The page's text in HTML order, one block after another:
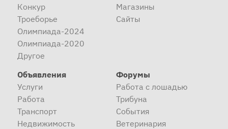
Конкур
Троеборье
Олимпиада-2024
Олимпиада-2020
Другое
Магазины
Сайты
Объявления
Услуги
Работа
Транспорт
Недвижимость
Форумы
Работа с лошадью
Трибуна
События
Ветеринария